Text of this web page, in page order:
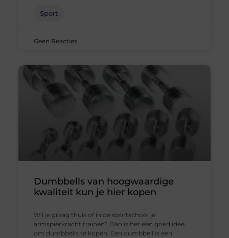
Sport
Geen Reacties
Dumbbells van hoogwaardige
kwaliteit kun je hier kopen
Wil je graag thuis of in de sportschool je
armspierkracht trainen? Dan is het een goed idee
om dumbbells te kopen. Een dumbbell is een